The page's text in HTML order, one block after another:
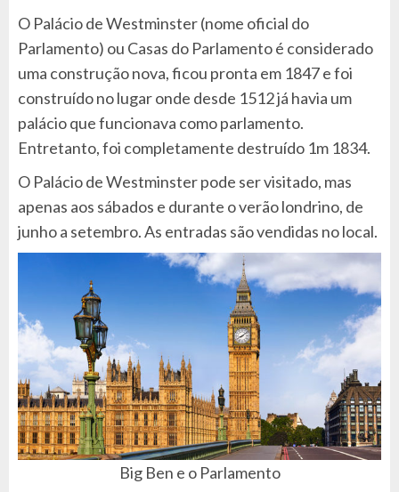
O Palácio de Westminster (nome oficial do
Parlamento) ou Casas do Parlamento é considerado
uma construção nova, ficou pronta em 1847 e foi
construído no lugar onde desde 1512 já havia um
palácio que funcionava como parlamento.
Entretanto, foi completamente destruído 1m 1834.
O Palácio de Westminster pode ser visitado, mas
apenas aos sábados e durante o verão londrino, de
junho a setembro. As entradas são vendidas no local.
Big Ben e o Parlamento